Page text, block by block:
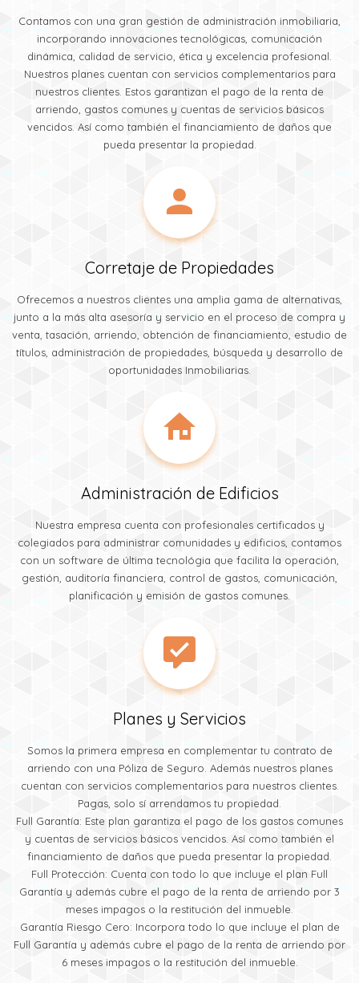
Contamos con una gran gestión de administración inmobiliaria,
incorporando innovaciones tecnológicas, comunicación
dinámica, calidad de servicio, ética y excelencia profesional.
Nuestros planes cuentan con servicios complementarios para
nuestros clientes. Estos garantizan el pago de la renta de
arriendo, gastos comunes y cuentas de servicios básicos
vencidos. Así como también el financiamiento de daños que
pueda presentar la propiedad.
Corretaje de Propiedades
Ofrecemos a nuestros clientes una amplia gama de alternativas,
junto a la más alta asesoría y servicio en el proceso de compra y
venta, tasación, arriendo, obtención de financiamiento, estudio de
títulos, administración de propiedades, búsqueda y desarrollo de
oportunidades Inmobiliarias.
Administración de Edificios
Nuestra empresa cuenta con profesionales certificados y
colegiados para administrar comunidades y edificios, contamos
con un software de última tecnológia que facilita la operación,
gestión, auditoría financiera, control de gastos, comunicación,
planificación y emisión de gastos comunes.
Planes y Servicios
Somos la primera empresa en complementar tu contrato de
arriendo con una Póliza de Seguro. Además nuestros planes
cuentan con servicios complementarios para nuestros clientes.
Pagas, solo sí arrendamos tu propiedad.
Full Garantía: Este plan garantiza el pago de los gastos comunes
y cuentas de servicios básicos vencidos. Así como también el
financiamiento de daños que pueda presentar la propiedad.
Full Protección: Cuenta con todo lo que incluye el plan Full
Garantía y además cubre el pago de la renta de arriendo por 3
meses impagos o la restitución del inmueble.
Garantía Riesgo Cero: Incorpora todo lo que incluye el plan de
Full Garantía y además cubre el pago de la renta de arriendo por
6 meses impagos o la restitución del inmueble.